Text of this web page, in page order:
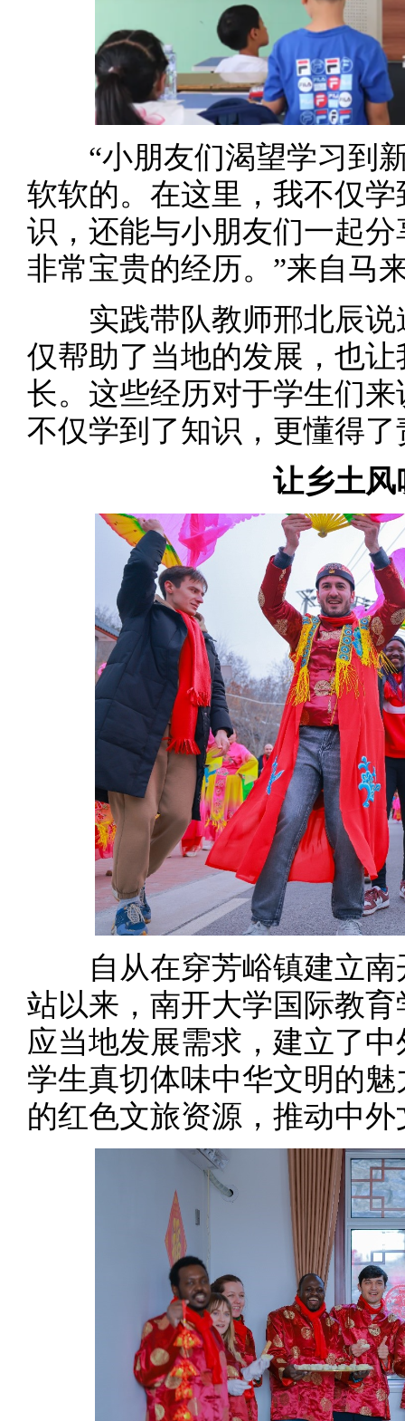
“小朋友们渴望学习到新
软软的。在这里，我不仅
识，还能与小朋友们一起
非常宝贵的经历。”来自马
实践带队教师邢北辰说
仅帮助了当地的发展，也
长。这些经历对于学生们
不仅学到了知识，更懂得了
让乡土风
自从在穿芳峪镇建立南
站以来，南开大学国际教
应当地发展需求，建立了
学生真切体味中华文明的
的红色文旅资源，推动中